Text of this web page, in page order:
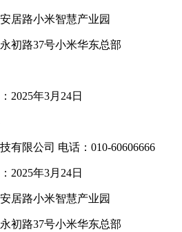
居路小米智慧产业园
初路37号小米华东总部
2025年3月24日
有限公司 电话：010-60606666
2025年3月24日
居路小米智慧产业园
初路37号小米华东总部